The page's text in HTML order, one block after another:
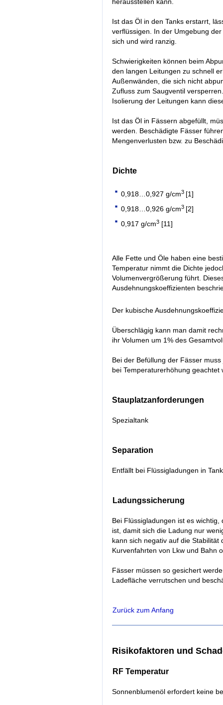
herausstellen kann.
Ist das Öl in den Tanks erstarrt,
verflüssigen. In der Umgebung
sich und wird ranzig.
Schwierigkeiten können beim
den langen Leitungen zu schnell
Außenwänden, die sich nicht
Zufluss zum Saugventil
Isolierung der Leitungen kann
Ist das Öl in Fässern abgefüllt,
werden. Beschädigte Fässer
Mengenverlusten bzw. zu
Dichte
0,918…0,927 g/cm3
[1]
0,918…0,926 g/cm3 [2]
0,917 g/cm3 [11]
Alle Fette und Öle haben eine
Temperatur nimmt die Dichte
Volumenvergrößerung führt.
Ausdehnungskoeffizienten
Der kubische
Überschlägig kann man damit
ihr Volumen um 1% des
Bei der Befüllung der Fässer
bei Temperaturerhöhung
Stauplatzanforderungen
Spezialtank
Separation
Entfällt bei Flüssigladungen in
Ladungssicherung
Bei Flüssigladungen ist es
ist, damit sich die Ladung nur
kann sich negativ auf die Stabilität
Kurvenfahrten von Lkw und Bahn
Fässer müssen so gesichert
Ladefläche verrutschen und
Zurück zum Anfang
Risikofaktoren und
RF Temperatur
Sonnenblumenöl erfordert keine